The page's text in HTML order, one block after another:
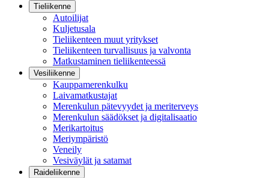
Tieliikenne
Autoilijat
Kuljetusala
Tieliikenteen muut yritykset
Tieliikenteen turvallisuus ja valvonta
Matkustaminen tieliikenteessä
Vesiliikenne
Kauppamerenkulku
Laivamatkustajat
Merenkulun pätevyydet ja meriterveys
Merenkulun säädökset ja digitalisaatio
Merikartoitus
Meriympäristö
Veneily
Vesiväylät ja satamat
Raideliikenne